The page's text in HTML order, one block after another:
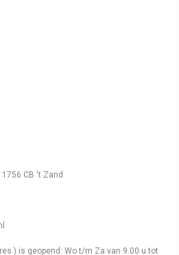
CB 't Zand
) is geopend: Wo t/m Za van 9.00 u tot